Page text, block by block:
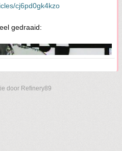
cj6pd0gk4kzo
gedraaid:
door Refinery89